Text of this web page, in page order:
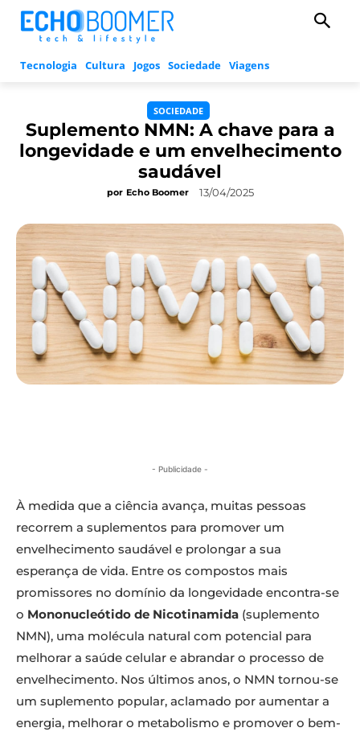
Tecnologia Cultura Jogos Sociedade Viagens
SOCIEDADE
Suplemento NMN: A chave para a
longevidade e um envelhecimento
saudável
por Echo Boomer 13/04/2025
- Publicidade -
À medida que a ciência avança, muitas pessoas
recorrem a suplementos para promover um
envelhecimento saudável e prolongar a sua
esperança de vida. Entre os compostos mais
promissores no domínio da longevidade encontra-se
o Mononucleótido de Nicotinamida (suplemento
NMN), uma molécula natural com potencial para
melhorar a saúde celular e abrandar o processo de
envelhecimento. Nos últimos anos, o NMN tornou-se
um suplemento popular, aclamado por aumentar a
energia, melhorar o metabolismo e promover o bem-